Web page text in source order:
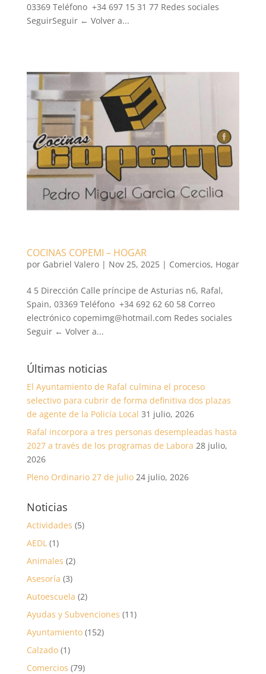
03369 Teléfono +34 697 15 31 77 Redes sociales
SeguirSeguir ← Volver a...
COCINAS COPEMI – HOGAR
por Gabriel Valero| Nov 25, 2025| Comercios, Hogar
4 5 Dirección Calle príncipe de Asturias n6, Rafal,
Spain, 03369 Teléfono +34 692 62 60 58 Correo
electrónico copemimg@hotmail.com Redes sociales
Seguir ← Volver a...
Últimas noticias
El Ayuntamiento de Rafal culmina el proceso
selectivo para cubrir de forma definitiva dos plazas
de agente de la Policía Local 31 julio, 2026
Rafal incorpora a tres personas desempleadas hasta
2027 a través de los programas de Labora 28 julio,
2026
Pleno Ordinario 27 de julio 24 julio, 2026
Noticias
Actividades (5)
AEDL(1)
Animales (2)
Asesoría (3)
Autoescuela (2)
Ayudas y Subvenciones (11)
Ayuntamiento(152)
Calzado(1)
Comercios (79)